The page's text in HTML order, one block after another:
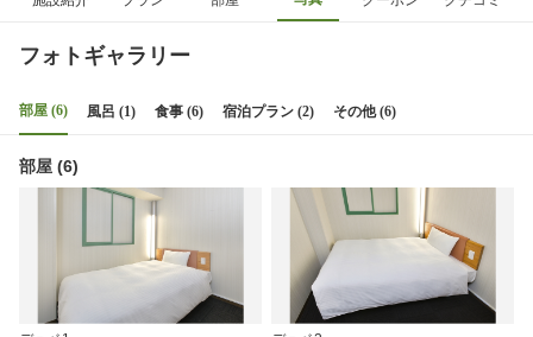
フォトギャラリー
部屋 (6) 風呂 (1) 食事 (6) 宿泊プラン (2) その他 (6)
部屋 (6)